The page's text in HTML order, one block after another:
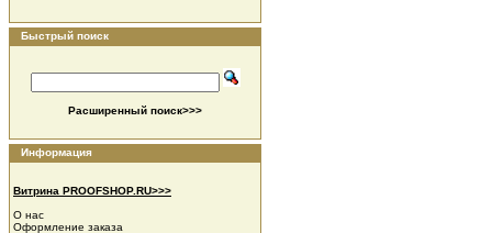
Быстрый поиск
Расширенный поиск>>>
Информация
Витрина PROOFSHOP.RU>>>
О нас
Оформление заказа